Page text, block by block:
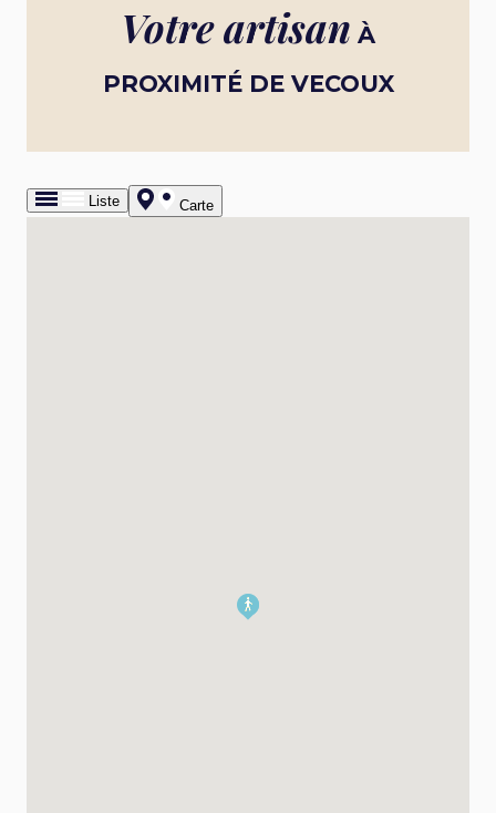
Votre artisan À
PROXIMITÉ DE VECOUX
Liste Carte